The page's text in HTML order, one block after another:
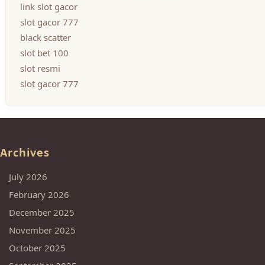
link slot gacor
slot gacor 777
black scatter
slot bet 100
slot resmi
slot gacor 777
Archives
July 2026
February 2026
December 2025
November 2025
October 2025